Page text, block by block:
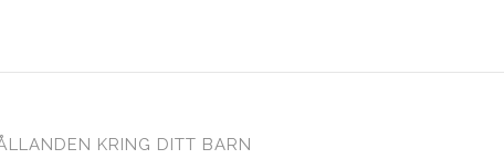
KRING DITT BARN